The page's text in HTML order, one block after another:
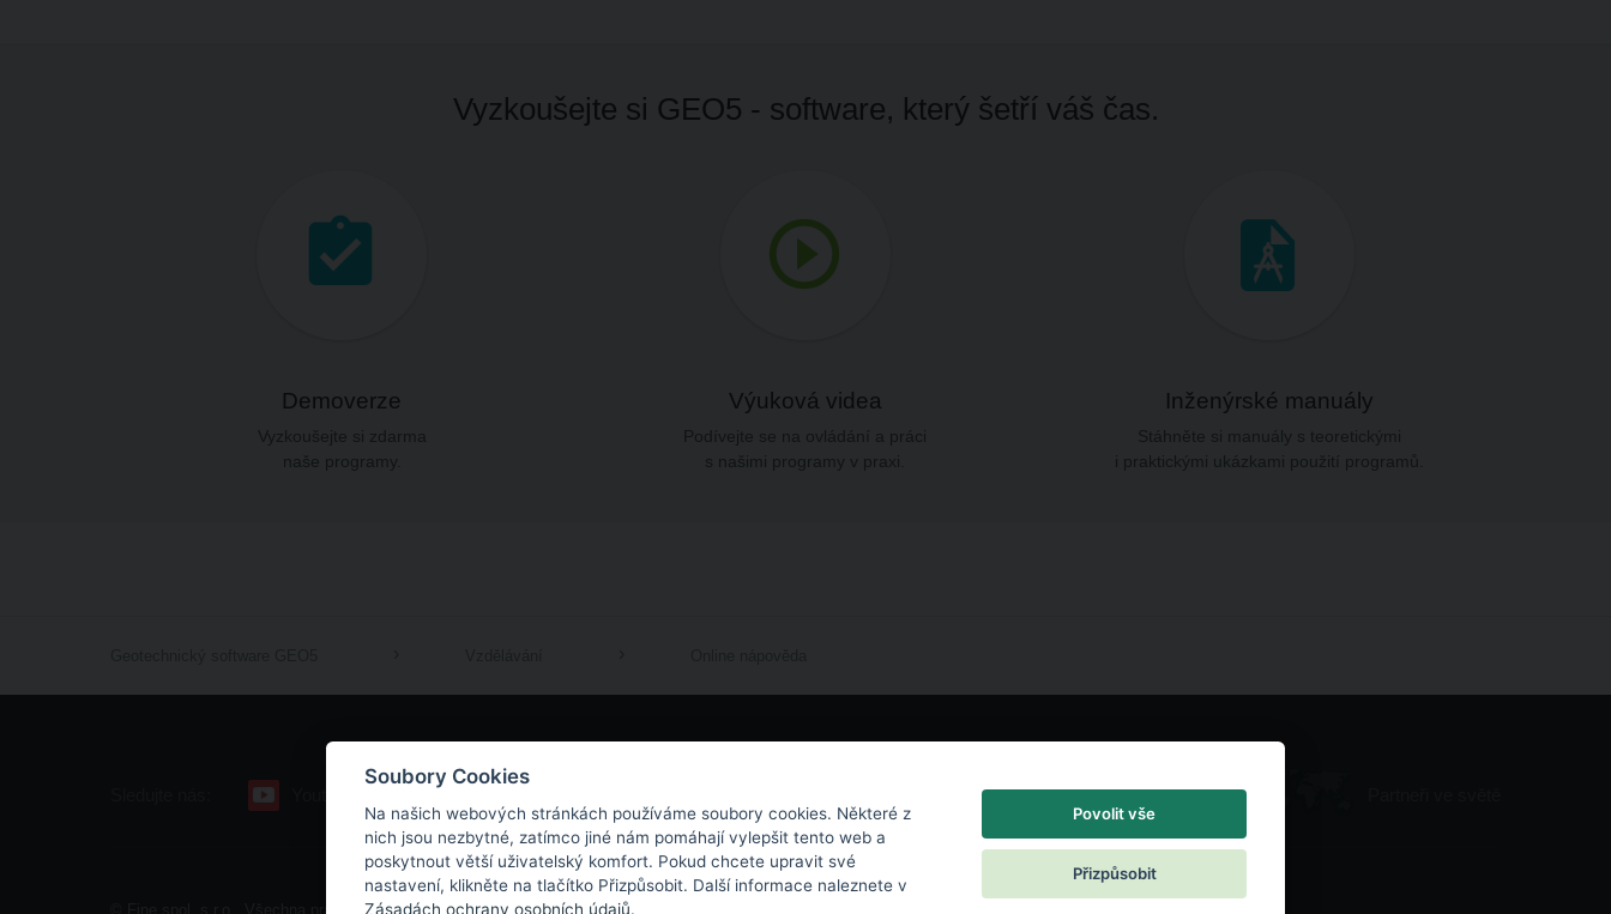
Vyzkoušejte si GEO5 - software, který šetří váš čas.
Demoverze Výuková videa Inženýrské manuály
© Fine spol. s r.o., Všechna práva vyhrazena |Mapa stránek|Ochrana osobních údajů
Soubory Cookies
Na našich webových stránkách používáme soubory cookies. Některé z
nich jsou nezbytné, zatímco jiné nám pomáhají vylepšit tento web a
poskytnout větší uživatelský komfort. Pokud chcete upravit své
nastavení, klikněte na tlačítko Přizpůsobit. Další informace naleznete v
Zásadách ochrany osobních údajů.
Povolit vše
Přizpůsobit